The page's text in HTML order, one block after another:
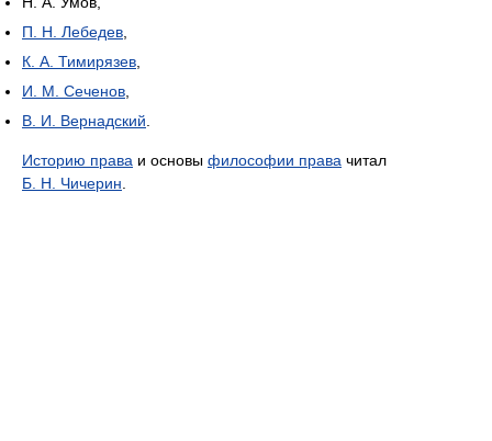
П. Н. Лебедев
К. А. Тимирязев
И. М. Сеченов
В. И. Вернадский
Историю права и основы философии права читал
Б. Н. Чичерин